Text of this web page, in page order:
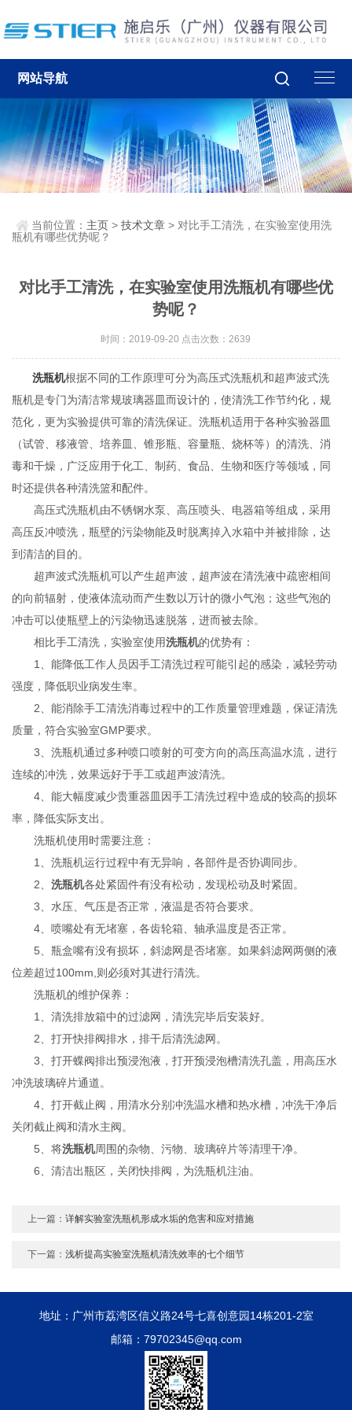
网站导航
当前位置： 主页 >技术文章 > 对比手工清洗，在实验室使用洗
瓶机有哪些优势呢？
对比手工清洗，在实验室使用洗瓶机有哪些优
势呢？
时间：2019-09-20 点击次数：2639
洗瓶机根据不同的工作原理可分为高压式洗瓶机和超声波式洗
瓶机是专门为清洁常规玻璃器皿而设计的，使清洗工作节约化，规
范化，更为实验提供可靠的清洗保证。洗瓶机适用于各种实验器皿
（试管、移液管、培养皿、锥形瓶、容量瓶、烧杯等）的清洗、消
毒和干燥，广泛应用于化工、制药、食品、生物和医疗等领域，同
时还提供各种清洗篮和配件。
高压式洗瓶机由不锈钢水泵、高压喷头、电器箱等组成，采用
高压反冲喷洗，瓶壁的污染物能及时脱离掉入水箱中并被排除，达
到清洁的目的。
超声波式洗瓶机可以产生超声波，超声波在清洗液中疏密相间
的向前辐射，使液体流动而产生数以万计的微小气泡；这些气泡的
冲击可以使瓶壁上的污染物迅速脱落，进而被去除。
相比手工清洗，实验室使用洗瓶机的优势有：
1、能降低工作人员因手工清洗过程可能引起的感染，减轻劳动
强度，降低职业病发生率。
2、能消除手工清洗消毒过程中的工作质量管理难题，保证清洗
质量，符合实验室GMP要求。
3、洗瓶机通过多种喷口喷射的可变方向的高压高温水流，进行
连续的冲洗，效果远好于手工或超声波清洗。
4、能大幅度减少贵重器皿因手工清洗过程中造成的较高的损坏
率，降低实际支出。
洗瓶机使用时需要注意：
1、洗瓶机运行过程中有无异响，各部件是否协调同步。
2、洗瓶机各处紧固件有没有松动，发现松动及时紧固。
3、水压、气压是否正常，液温是否符合要求。
4、喷嘴处有无堵塞，各齿轮箱、轴承温度是否正常。
5、瓶盒嘴有没有损坏，斜滤网是否堵塞。如果斜滤网两侧的液
位差超过100mm,则必须对其进行清洗。
洗瓶机的维护保养：
1、清洗排放箱中的过滤网，清洗完毕后安装好。
2、打开快排阀排水，排干后清洗滤网。
3、打开蝶阀排出预浸泡液，打开预浸泡槽清洗孔盖，用高压水
冲洗玻璃碎片通道。
4、打开截止阀，用清水分别冲洗温水槽和热水槽，冲洗干净后
关闭截止阀和清水主阀。
5、将洗瓶机周围的杂物、污物、玻璃碎片等清理干净。
6、清洁出瓶区，关闭快排阀，为洗瓶机注油。
上一篇：详解实验室洗瓶机形成水垢的危害和应对措施
下一篇：浅析提高实验室洗瓶机清洗效率的七个细节
地址：广州市荔湾区信义路24号七喜创意园14栋201-2室
邮箱：79702345@qq.com